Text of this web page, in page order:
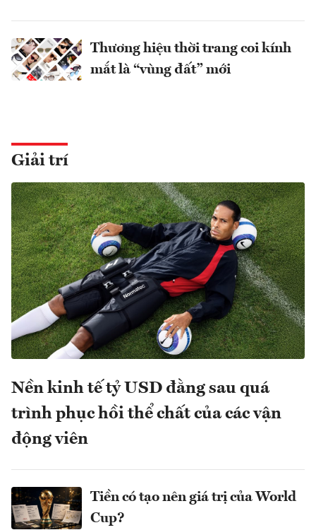
Thương hiệu thời trang coi kính
mắt là “vùng đất” mới
Giải trí
Nền kinh tế tỷ USD đằng sau quá
trình phục hồi thể chất của các vận
động viên
Tiền có tạo nên giá trị của World
Cup?